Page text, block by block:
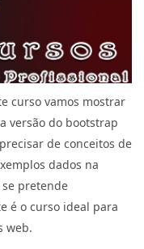
curso vamos mostrar
versão do bootstrap
de conceitos de
dados na
pretende
é o curso ideal para
web.